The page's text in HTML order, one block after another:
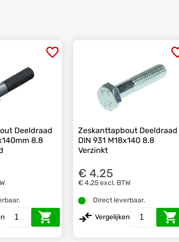
Deeldraad
8.8
Zeskanttapbout Deeldraad
DIN 931 M18x140 8.8
Verzinkt
€ 4.25
€ 4,25excl. BTW
Direct leverbaar.
Vergelijken